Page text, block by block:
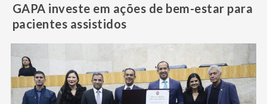
GAPA investe em ações de bem-estar para
pacientes assistidos